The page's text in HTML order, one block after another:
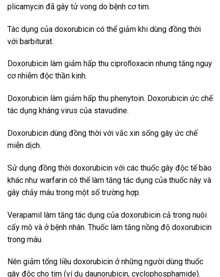
plicamycin đã gây tử vong do bệnh cơ tim.
Tác dụng của doxorubicin có thể giảm khi dùng đồng thời
với barbiturat.
Doxorubicin làm giảm hấp thu ciproﬂoxacin nhưng tăng nguy
cơ nhiễm độc thần kinh.
Doxorubicin làm giảm hấp thu phenytoin. Doxorubicin ức chế
tác dụng kháng virus của stavudine.
Doxorubicin dùng đồng thời với vắc xin sống gây ức chế
miễn dịch.
Sử dụng đồng thời doxorubicin với các thuốc gây độc tế bào
khác như warfarin có thể làm tăng tác dụng của thuốc này và
gây chảy máu trong một số trường hợp.
Verapamil làm tăng tác dụng của doxorubicin cả trong nuôi
cấy mô và ở bệnh nhân. Thuốc làm tăng nồng độ doxorubicin
trong máu.
Nên giảm tổng liều doxorubicin ở những người dùng thuốc
gây độc cho tim (ví dụ daunorubicin, cyclophosphamide).